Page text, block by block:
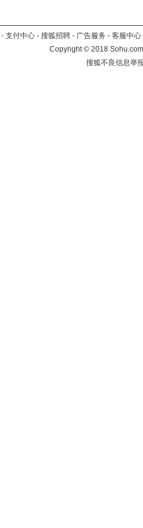
- 支付中心 - 搜狐招聘 - 广告服务 - 客服中心
Copyright©2018
搜狐不良信息举